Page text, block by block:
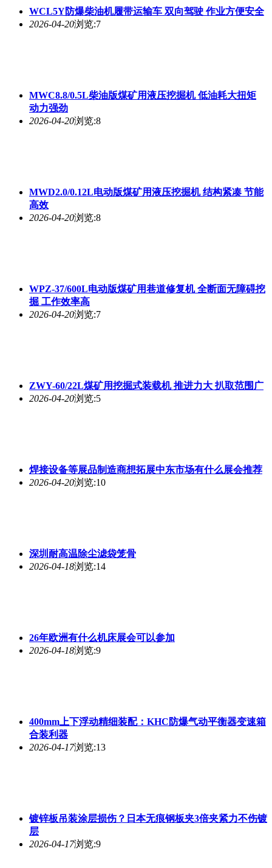
WCL5Y防爆柴油机履带运输车 双向驾驶 作业方便安全
2026-04-20浏览:7
MWC8.8/0.5L柴油版煤矿用液压挖掘机 低油耗大扭矩
动力强劲
2026-04-20浏览:8
MWD2.0/0.12L电动版煤矿用液压挖掘机 结构紧凑 节能
高效
2026-04-20浏览:8
WPZ-37/600L电动版煤矿用巷道修复机 全断面无障碍挖
掘 工作效率高
2026-04-20浏览:7
ZWY-60/22L煤矿用挖掘式装载机 推进力大 扒取范围广
2026-04-20浏览:5
焊接设备等展品制造商想拓展中东市场有什么展会推荐
2026-04-20浏览:10
深圳耐高温除尘滤袋笼骨
2026-04-18浏览:14
26年欧洲有什么机床展会可以参加
2026-04-18浏览:9
400mm上下浮动精细装配：KHC防爆气动平衡器变速箱
合装利器
2026-04-17浏览:13
镀锌板吊装涂层损伤？日本无痕钢板夹3倍夹紧力不伤镀
层
2026-04-17浏览:9